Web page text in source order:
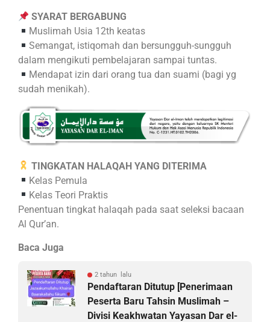
SYARAT BERGABUNG
Muslimah Usia 12th keatas
Semangat, istiqomah dan bersungguh-sungguh
dalam mengikuti pembelajaran sampai tuntas.
Mendapat izin dari orang tua dan suami (bagi yg
sudah menikah).
TINGKATAN HALAQAH YANG DITERIMA
Kelas Pemula
Kelas Teori Praktis
Penentuan tingkat halaqah pada saat seleksi bacaan
Al Qur’an.
Baca Juga
2 tahun lalu
Pendaftaran Ditutup [Penerimaan
Peserta Baru Tahsin Muslimah –
Divisi Keakhwatan Yayasan Dar el-